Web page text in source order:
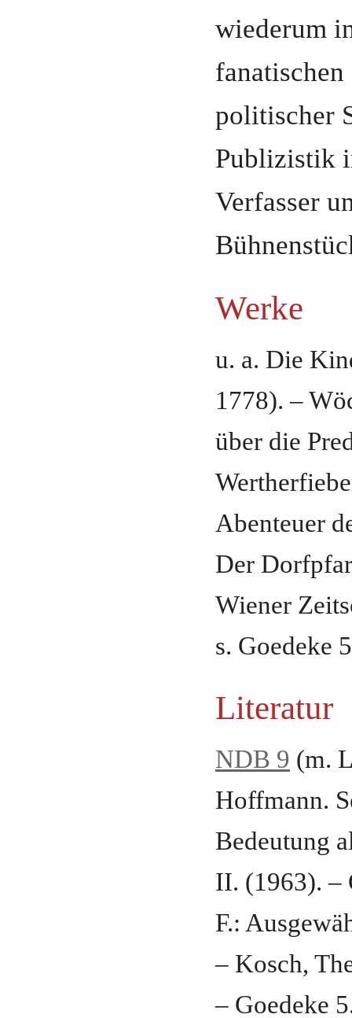
wiederum
politischer
Publizistik
Verfasser
Werke
u. a. Die
1778). –
über die
Abenteuer
Der
Wiener
s. Goedeke
Literatur
NDB 9 (m.
Hoffmann.
Bedeutung
II. (1963). –
F.:
– Kosch,
– Goedeke